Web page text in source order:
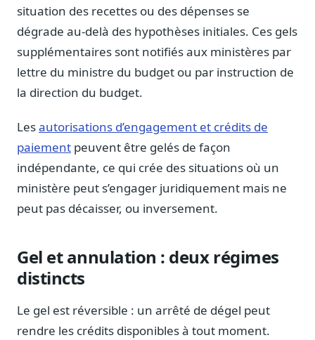
Journalistes
Veille en temps réel, embeds pour vos contenus
Chercheurs
Suivi par secteur
Cas d'usage concrets
Six cas pour gagner du temps
Conseil (Advisory)
Consultants seniors, plateforme Legiwatch incluse
Guides pratiques
17 guides sur le Parlement, la procédure, le plaidoyer
Blog & Podcast Hémicycle
Analyses, méthodes, coulisses
situation des recettes ou des dépenses se
dégrade au-delà des hypothèses initiales. Ces gels
supplémentaires sont notifiés aux ministères par
lettre du ministre du budget ou par instruction de
la direction du budget.
Lesautorisations d’engagement et crédits de
paiement peuvent être gelés de façon
indépendante, ce qui crée des situations où un
ministère peut s’engager juridiquement mais ne
peut pas décaisser, ou inversement.
Gel et annulation : deux régimes
distincts
Le gel est réversible : un arrêté de dégel peut
rendre les crédits disponibles à tout moment.